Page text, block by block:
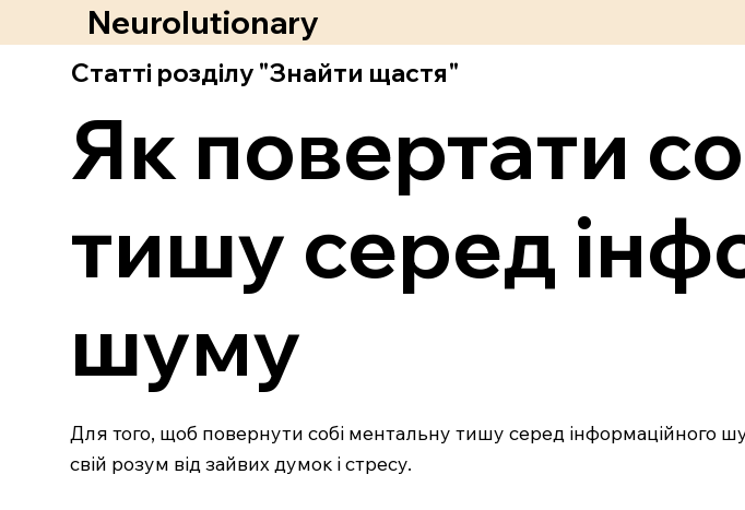
Neurolutionary
Статті розділу "Знайти щастя"
Як повертати
тишу серед
шуму
Для того, щоб повернути собі ментальну тишу серед інформаційного
свій розум від зайвих думок і стресу.